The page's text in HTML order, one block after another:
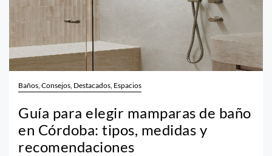
Baños, Consejos, Destacados, Espacios
Guía para elegir mamparas de baño
en Córdoba: tipos, medidas y
recomendaciones